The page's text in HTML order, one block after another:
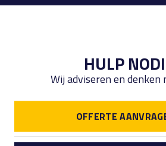
HULP
Wij adviseren en denken
OFFERTE